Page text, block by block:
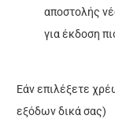
αποστολής
για έκδοση
Εάν επιλέξετε
εξόδων δικά σας)